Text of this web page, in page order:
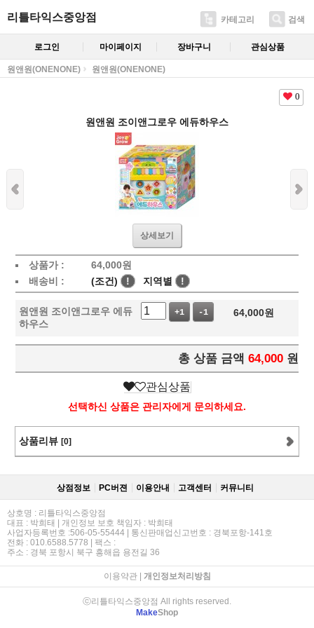
리틀타익스중앙점 카테고리 검색
로그인 마이페이지 장바구니 관심상품
원앤원(ONENONE) 원앤원(ONENONE)
0
원앤원 조이앤그로우 에듀하우스
상세보기
상품가 : 64,000원
배송비 :
(조건) ! 지역별 !
원앤원 조이앤그로우 에듀
하우스
+1 -1 64,000원
총 상품 금액 64,000 원
관심상품
선택하신 상품은 관리자에게 문의하세요.
상품리뷰 [0]
상점정보 PC버젼 이용안내 고객센터 커뮤니티
상호명 : 리틀타익스중앙점
대표 : 박희태 | 개인정보 보호 책임자 : 박희태
사업자등록번호 :506-05-55444 | 통신판매업신고번호 : 경북포항-141호
전화 : 010.6588.5778 | 팩스 :
주소 : 경북 포항시 북구 흥해읍 용전길 36
이용약관| 개인정보처리방침
ⓒ리틀타익스중앙점 All rights reserved.
MakeShop